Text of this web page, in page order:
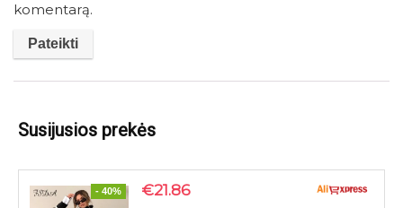
komentarą.
Susijusios prekės
- 40% €21.86